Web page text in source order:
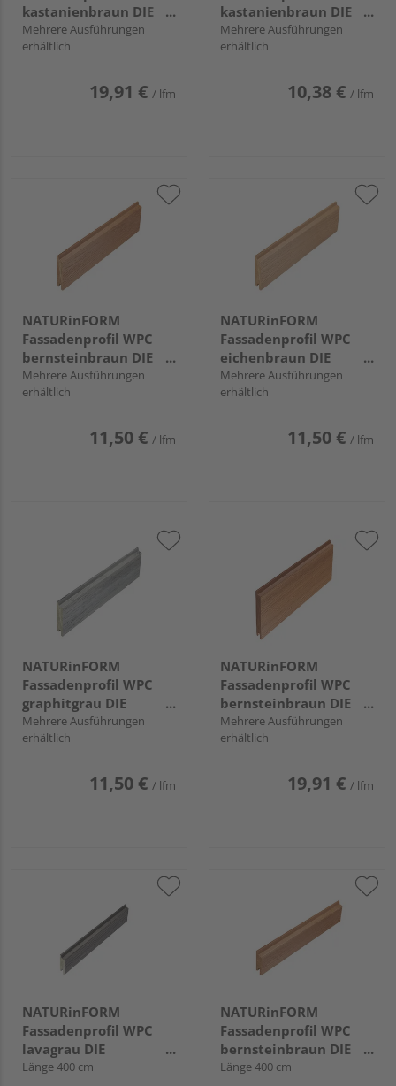
kastanienbraun DIE
GESTALTENDE
EXKLUSIV - 152x17mm
Mehrere Ausführungen
erhältlich
19,91 € / lfm
kastanienbraun DIE
GESTALTENDE -
70x17mm
Mehrere Ausführungen
erhältlich
10,38 € / lfm
NATURinFORM
Fassadenprofil WPC
bernsteinbraun DIE
GESTALTENDE -
103x17mm
Mehrere Ausführungen
erhältlich
11,50 € / lfm
NATURinFORM
Fassadenprofil WPC
eichenbraun DIE
GESTALTENDE -
103x17mm
Mehrere Ausführungen
erhältlich
11,50 € / lfm
NATURinFORM
Fassadenprofil WPC
graphitgrau DIE
GESTALTENDE -
103x17mm
Mehrere Ausführungen
erhältlich
11,50 € / lfm
NATURinFORM
Fassadenprofil WPC
bernsteinbraun DIE
GESTALTENDE
EXKLUSIV - 152x17mm
Mehrere Ausführungen
erhältlich
19,91 € / lfm
NATURinFORM
Fassadenprofil WPC
lavagrau DIE
GESTALTENDE
Länge 400 cm
NATURinFORM
Fassadenprofil WPC
bernsteinbraun DIE
GESTALTENDE -
Länge 400 cm